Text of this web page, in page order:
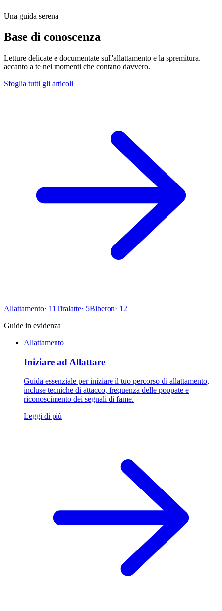
Una guida serena
Base di conoscenza
Letture delicate e documentate sull'allattamento e la spremitura,
accanto a te nei momenti che contano davvero.
Sfoglia tutti gli articoli
Allattamento· 11Tiralatte· 5Biberon· 12
Guide in evidenza
Allattamento
Iniziare ad Allattare
Guida essenziale per iniziare il tuo percorso di allattamento,
incluse tecniche di attacco, frequenza delle poppate e
riconoscimento dei segnali di fame.
Leggi di più